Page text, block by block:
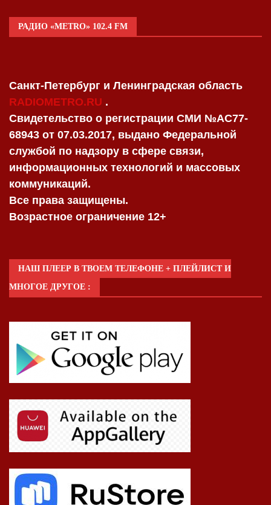
РАДИО «METRO» 102.4 FM
Санкт-Петербург и Ленинградская область
RADIOMETRO.RU .
Свидетельство о регистрации СМИ №AC77-
68943 от 07.03.2017, выдано Федеральной
службой по надзору в сфере связи,
информационных технологий и массовых
коммуникаций.
Все права защищены.
Возрастное ограничение 12+
НАШ ПЛЕЕР В ТВОЕМ ТЕЛЕФОНЕ + ПЛЕЙЛИСТ И
МНОГОЕ ДРУГОЕ :